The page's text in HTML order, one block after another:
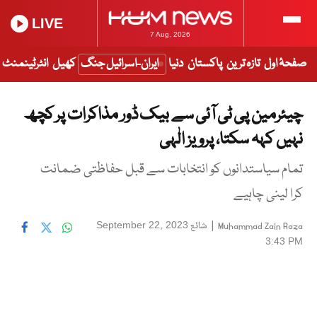
7 Aug, 2026
LIVE
صفحۂ اول تازہ ترین پاکستان دنیا ایران-اسرائیل جنگ کھیل انٹرٹینمنٹ
چیئرمین پی ٹی آئی سے بیک ڈور مذاکرات پر کچھ
نہیں کہہ سکتا، پرویز الٰہی
تمام سیاستدانوں کو انتخابات سے قبل حفاظتی ضمانت
کرا لینی چاہیے
Muhammad Zain Raza
| شائع September 22, 2023
3:43 PM